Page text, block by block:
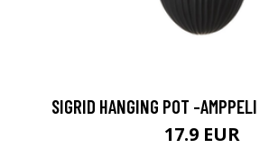
SIGRID HANGING POT -
17.9 EUR